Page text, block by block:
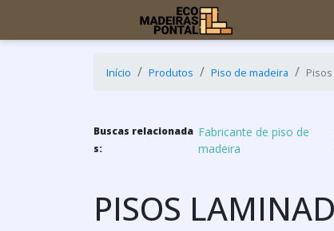
Início Produtos Piso de madeira
Buscas relacionada
s:
Fabricante de piso de
madeira
PISOS